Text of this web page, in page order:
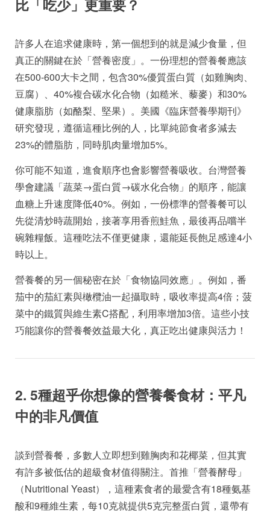
比「吃少」更重要？
許多人在追求健康時，第一個想到的就是減少食量，但
真正的關鍵在於「營養密度」。一份理想的營養餐應該
在500-600大卡之間，包含30%優質蛋白質（如雞胸肉、
豆腐）、40%複合碳水化合物（如糙米、藜麥）和30%
健康脂肪（如酪梨、堅果）。美國《臨床營養學期刊》
研究發現，遵循這種比例的人，比單純節食者多減去
23%的體脂肪，同時肌肉量增加5%。
你可能不知道，進食順序也會影響營養吸收。台灣營養
學會建議「蔬菜→蛋白質→碳水化合物」的順序，能讓
血糖上升速度降低40%。例如，一份標準的營養餐可以
先從清炒時蔬開始，接著享用香煎鮭魚，最後再品嚐半
碗雜糧飯。這種吃法不僅更健康，還能延長飽足感達4小
時以上。
營養餐的另一個秘密在於「食物協同效應」。例如，番
茄中的茄紅素與橄欖油一起攝取時，吸收率提高4倍；菠
菜中的鐵質與維生素C搭配，利用率增加3倍。這些小技
巧能讓你的營養餐效益最大化，真正吃出健康與活力！
2. 5種超乎你想像的營養餐食材：平凡
中的非凡價值
談到營養餐，多數人立即想到雞胸肉和花椰菜，但其實
有許多被低估的超級食材值得關注。首推「營養酵母」
（Nutritional Yeast），這種素食者的最愛含有18種氨基
酸和9種維生素，每10克就提供5克完整蛋白質，還帶有